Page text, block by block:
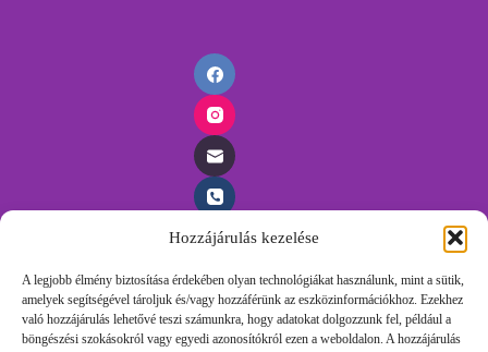
Hozzájárulás kezelése
A legjobb élmény biztosítása érdekében olyan technológiákat használunk, mint a sütik,
amelyek segítségével tároljuk és/vagy hozzáférünk az eszközinformációkhoz. Ezekhez
való hozzájárulás lehetővé teszi számunkra, hogy adatokat dolgozzunk fel, például a
böngészési szokásokról vagy egyedi azonosítókról ezen a weboldalon. A hozzájárulás
Időpontfoglalás
Foglalj időpontot egyszerűen, töltsd ki az űrlapunkat és
felvesszük veled a kapcsolatot.